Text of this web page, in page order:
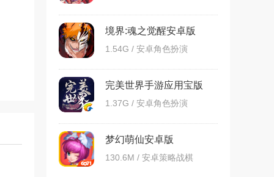
境界:魂之觉醒安卓版
1.54G / 安卓角色扮演
完美世界手游应用宝版
1.37G / 安卓角色扮演
梦幻萌仙安卓版
130.6M / 安卓策略战棋